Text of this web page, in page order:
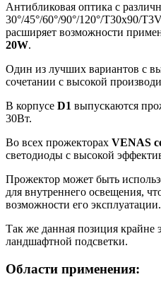
Антибликовая оптика с
30°/45°/60°/90°/120°/T30x90/
расширяет возможности
20W.
Один из лучших вариантов с
сочетании с высокой
В корпусе D1 выпускаются
30Вт.
Во всех прожекторах VENAS
светодиоды с высокой
Прожектор может быть
для внутреннего освещения,
возможности его эксплуатации.
Так же данная позиция крайне
ландшафтной подсветки.
Области применения: